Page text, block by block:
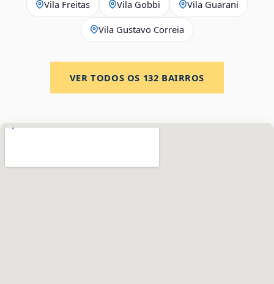
Vila Freitas Vila Gobbi Vila Guarani
Vila Gustavo Correia
VER TODOS OS 132 BAIRROS